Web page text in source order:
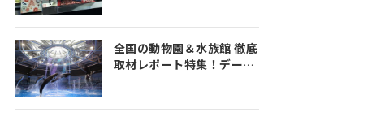
全国の動物園＆水族館 徹底
取材レポート特集！デート